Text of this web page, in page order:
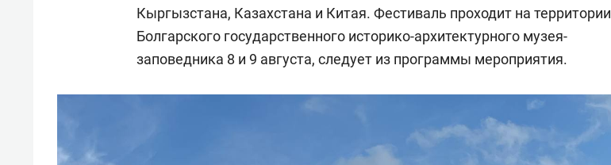
Кыргызстана, Казахстана и Китая. Фестиваль проходит на территории
Болгарского государственного историко-архитектурного музея-
заповедника 8 и 9 августа, следует из программы мероприятия.